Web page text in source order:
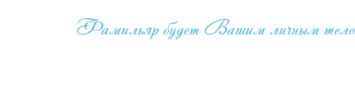
Фамильяр будет Вашим личным